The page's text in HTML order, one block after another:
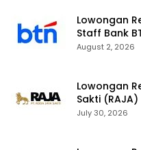
Lowongan
Staff Bank
August 2, 2026
Lowongan
Sakti
July 30, 2026